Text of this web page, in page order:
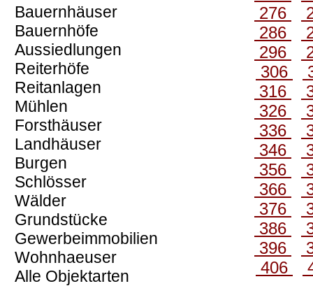
Bauernhäuser
Bauernhöfe
Aussiedlungen
Reiterhöfe
Reitanlagen
Mühlen
Forsthäuser
Landhäuser
Burgen
Schlösser
Wälder
Grundstücke
Gewerbeimmobilien
Wohnhaeuser
Alle Objektarten
276
286
296
306
316
326
336
346
356
366
376
386
396
406